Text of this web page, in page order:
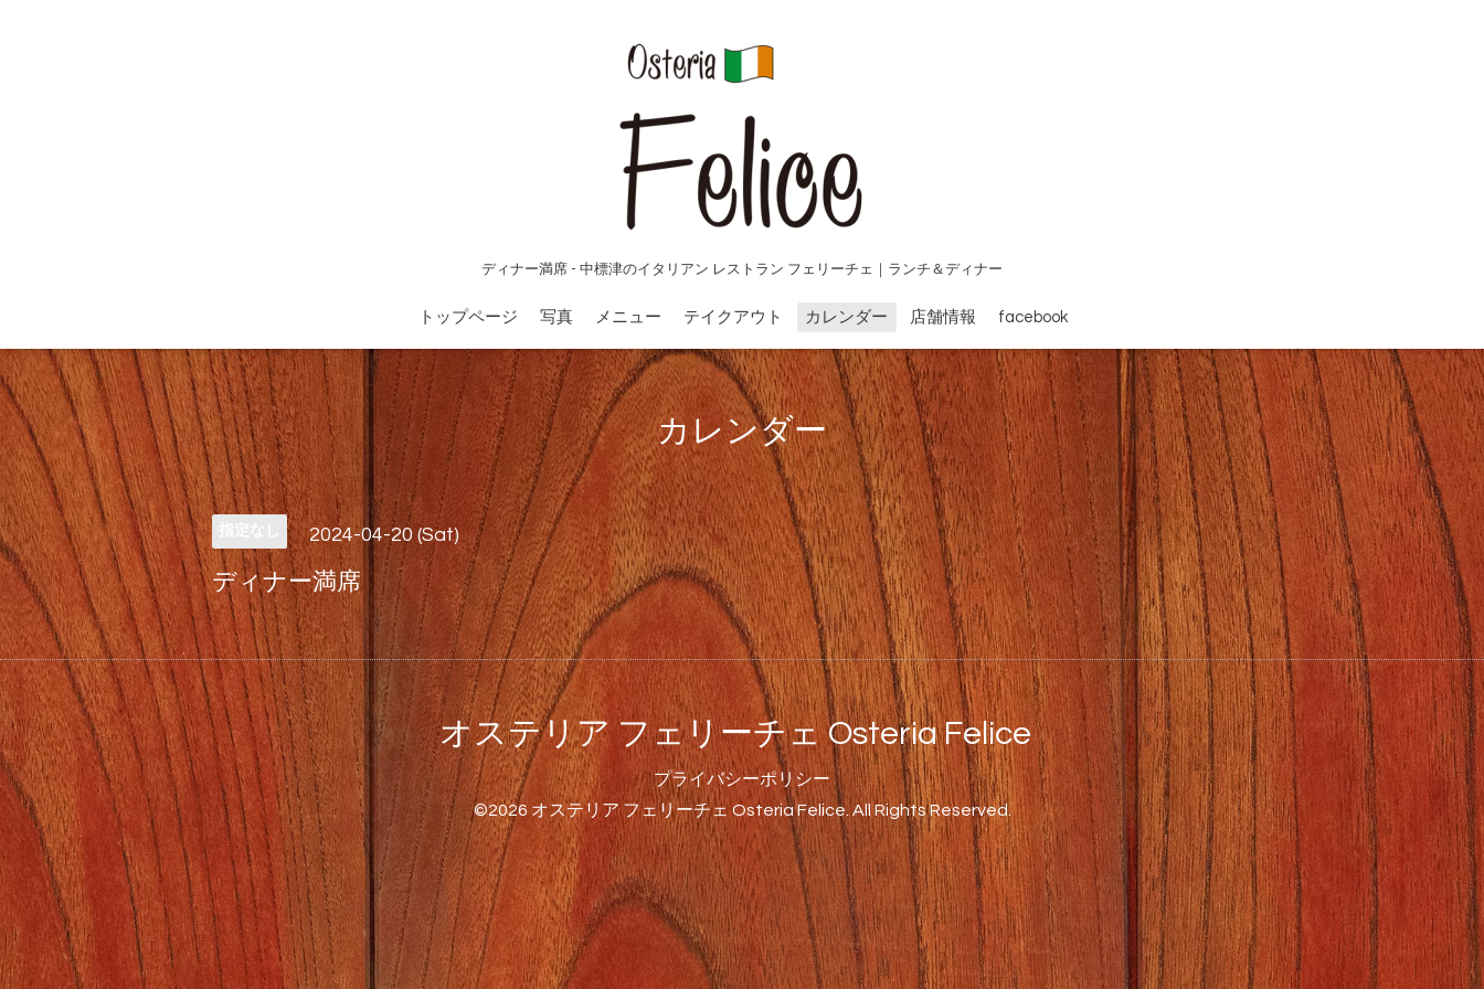
ディナー満席 - 中標津のイタリアン レストラン フェリーチェ｜ランチ＆ディナー
トップページ 写真 メニュー テイクアウト カレンダー 店舗情報 facebook
カレンダー
2024-04-20 (Sat)
ディナー満席
オステリア フェリーチェ Osteria Felice
プライバシーポリシー
©2026 オステリア フェリーチェ Osteria Felice. All Rights Reserved.